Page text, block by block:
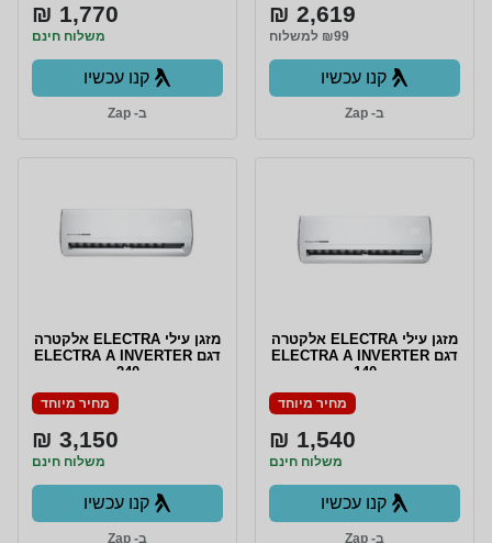
2,619 ₪
₪99 למשלוח
קנו עכשיו
ב- Zap
1,770 ₪
משלוח חינם
קנו עכשיו
ב- Zap
מזגן עילי ELECTRA אלקטרה
דגם ELECTRA A INVERTER
140
מחיר מיוחד
1,540 ₪
משלוח חינם
קנו עכשיו
ב- Zap
מזגן עילי ELECTRA אלקטרה
דגם ELECTRA A INVERTER
240
מחיר מיוחד
3,150 ₪
משלוח חינם
קנו עכשיו
ב- Zap